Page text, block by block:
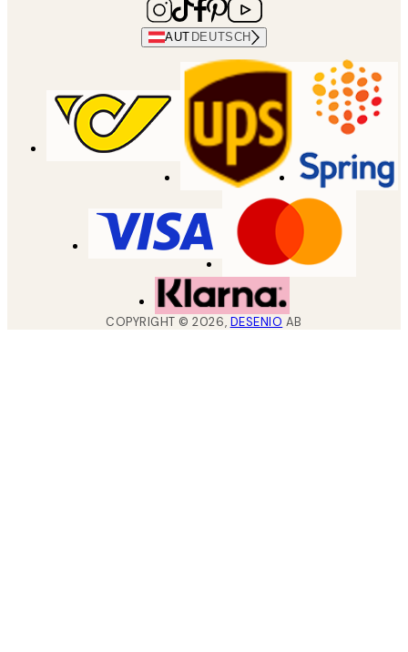
AUT DEUTSCH
COPYRIGHT ©2026, DESENIO AB